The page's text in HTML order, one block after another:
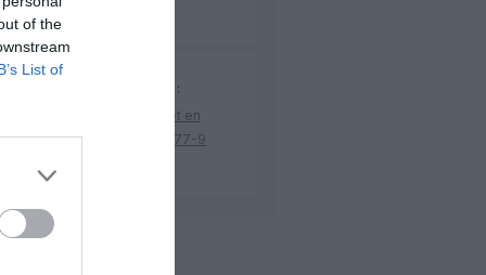
of the
List of
construits
a commenté l'article :
Emirates, Lufthansa remet en
la réception de Boeing 777-9